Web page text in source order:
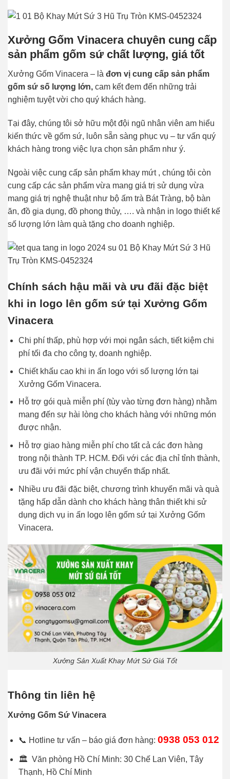
Xưởng Gốm Vinacera chuyên cung cấp
sản phẩm gốm sứ chất lượng, giá tốt
Xưởng Gốm Vinacera – là đơn vị cung cấp sản phẩm
gốm sứ số lượng lớn, cam kết đem đến những trải
nghiệm tuyệt vời cho quý khách hàng.
Tại đây, chúng tôi sở hữu một đội ngũ nhân viên am hiểu
kiến thức về gốm sứ, luôn sẵn sàng phục vụ – tư vấn quý
khách hàng trong việc lựa chọn sản phẩm như ý.
Ngoài việc cung cấp sản phẩm khay mứt , chúng tôi còn
cung cấp các sản phẩm vừa mang giá trị sử dụng vừa
mang giá trị nghệ thuật như bộ ấm trà Bát Tràng, bộ bàn
ăn, đồ gia dụng, đồ phong thủy, …. và nhận in logo thiết kế
số lượng lớn làm quà tặng cho doanh nghiệp.
Chính sách hậu mãi và ưu đãi đặc biệt
khi in logo lên gốm sứ tại Xưởng Gốm
Vinacera
Chi phí thấp, phù hợp với mọi ngân sách, tiết kiệm chi
phí tối đa cho công ty, doanh nghiệp.
Chiết khấu cao khi in ấn logo với số lượng lớn tại
Xưởng Gốm Vinacera.
Hỗ trợ gói quà miễn phí (tùy vào từng đơn hàng) nhằm
mang đến sự hài lòng cho khách hàng với những món
được nhận.
Hỗ trợ giao hàng miễn phí cho tất cả các đơn hàng
trong nội thành TP. HCM. Đối với các địa chỉ tỉnh thành,
ưu đãi với mức phí vận chuyển thấp nhất.
Nhiều ưu đãi đặc biệt, chương trình khuyến mãi và quà
tặng hấp dẫn dành cho khách hàng thân thiết khi sử
dụng dịch vụ in ấn logo lên gốm sứ tại Xưởng Gốm
Vinacera.
Xưởng Sản Xuất Khay Mứt Sứ Giá Tốt
Thông tin liên hệ
Xưởng Gốm Sứ Vinacera
📞 Hotline tư vấn – báo giá đơn hàng: 0938 053 012
🏛 Văn phòng Hồ Chí Minh: 30 Chế Lan Viên, Tây
Thạnh, Hồ Chí Minh